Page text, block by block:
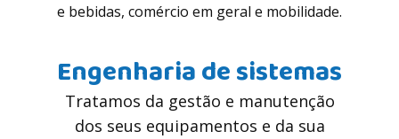
e bebidas, comércio em geral e mobilidade.
Eng​enharia de sistema​s
Tratamos da gestão e manutenção
dos seus equipamentos e da sua